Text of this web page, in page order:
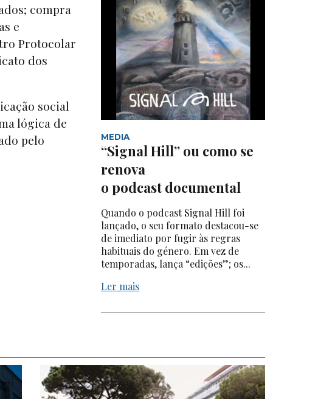
compra
e
Protocolar
dos
social
lógica de
pelo
MEDIA
“Signal Hill” ou como se
renova
o podcast documental
Quando o podcast Signal Hill foi
lançado, o seu formato destacou-se
de imediato por fugir às regras
habituais do género. Em vez de
temporadas, lança “edições”; os...
Ler mais